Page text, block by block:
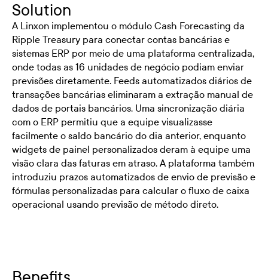
Solution
A Linxon implementou o módulo Cash Forecasting da
Ripple Treasury para conectar contas bancárias e
sistemas ERP por meio de uma plataforma centralizada,
onde todas as 16 unidades de negócio podiam enviar
previsões diretamente. Feeds automatizados diários de
transações bancárias eliminaram a extração manual de
dados de portais bancários. Uma sincronização diária
com o ERP permitiu que a equipe visualizasse
facilmente o saldo bancário do dia anterior, enquanto
widgets de painel personalizados deram à equipe uma
visão clara das faturas em atraso. A plataforma também
introduziu prazos automatizados de envio de previsão e
fórmulas personalizadas para calcular o fluxo de caixa
operacional usando previsão de método direto.